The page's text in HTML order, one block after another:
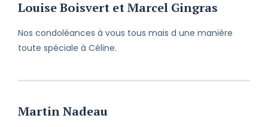
Louise Boisvert et Marcel Gingras
Nos condoléances à vous tous mais d une manière
toute spéciale à Céline.
Martin Nadeau